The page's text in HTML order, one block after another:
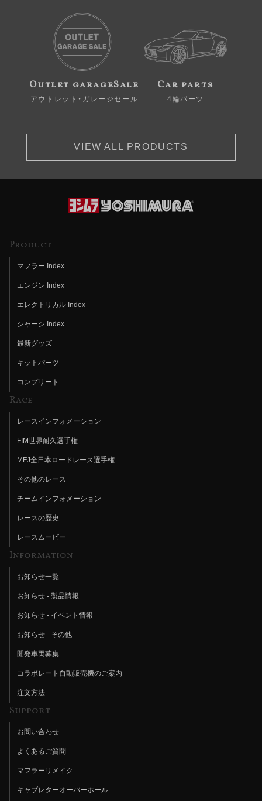
Outlet garageSale
アウトレット・ガレージセール
Car parts
4輪パーツ
VIEW ALL PRODUCTS
Product
マフラー Index
エンジン Index
エレクトリカル Index
シャーシ Index
最新グッズ
キットパーツ
コンプリート
Race
レースインフォメーション
FIM世界耐久選手権
MFJ全日本ロードレース選手権
その他のレース
チームインフォメーション
レースの歴史
レースムービー
Information
お知らせ一覧
お知らせ - 製品情報
お知らせ - イベント情報
お知らせ - その他
開発車両募集
コラボレート自動販売機のご案内
注文方法
Support
お問い合わせ
よくあるご質問
マフラーリメイク
キャブレターオーバーホール